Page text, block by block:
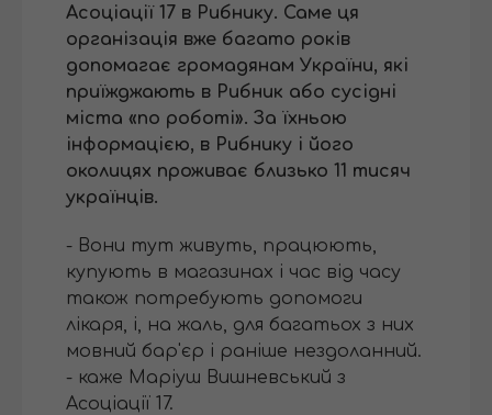
Асоціації 17 в Рибнику. Саме ця
організація вже багато років
допомагає громадянам України, які
приїжджають в Рибник або сусідні
міста «по роботі». За їхньою
інформацією, в Рибнику і його
околицях проживає близько 11 тисяч
українців.
- Вони тут живуть, працюють,
купують в магазинах і час від часу
також потребують допомоги
лікаря, і, на жаль, для багатьох з них
мовний бар'єр і раніше нездоланний.
- каже Маріуш Вишневський з
Асоціації 17.